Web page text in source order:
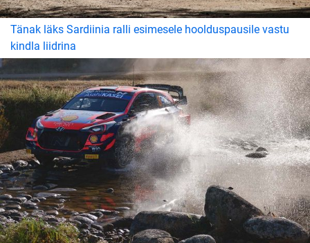
Tänak läks Sardiinia ralli esimesele hoolduspausile vastu
kindla liidrina